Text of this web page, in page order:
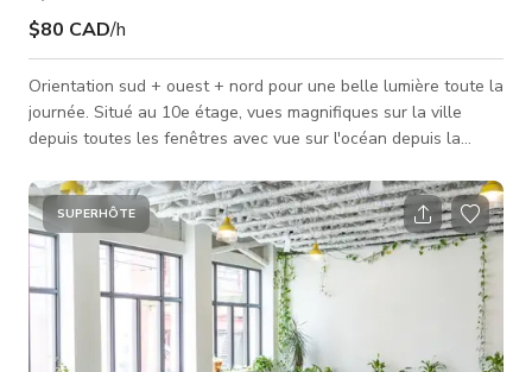
$80 CAD/h
Orientation sud + ouest + nord pour une belle lumière toute la
journée. Situé au 10e étage, vues magnifiques sur la ville
depuis toutes les fenêtres avec vue sur l'océan depuis la
sols en béton apparent et 700 pieds carrés d'espace.
Orientation sud - soleil direct à partir de l'après-midi
Orientation ouest - lumière directe du coucher de soleil
jusqu'au soir Le studio est équipé de : - 2x supports en C - 2x
fonds en
SUPERHÔTE